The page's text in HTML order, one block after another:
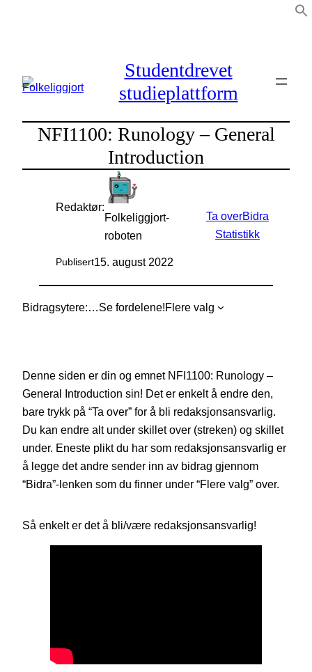
Studentdrevet
studieplattform
NFI1100: Runology – General
Introduction
Redaktør:
Folkeliggjort-
roboten
Publisert15. august 2022
Ta overBidra
Statistikk
Bidragsytere: Se fordelene!Flere valg
Denne siden er din og emnet NFI1100: Runology –
General Introduction sin! Det er enkelt å endre den,
bare trykk på “Ta over” for å bli redaksjonsansvarlig.
Du kan endre alt under skillet over (streken) og skillet
under. Eneste plikt du har som redaksjonsansvarlig er
å legge det andre sender inn av bidrag gjennom
“Bidra”-lenken som du finner under “Flere valg” over.
Så enkelt er det å bli/være redaksjonsansvarlig!